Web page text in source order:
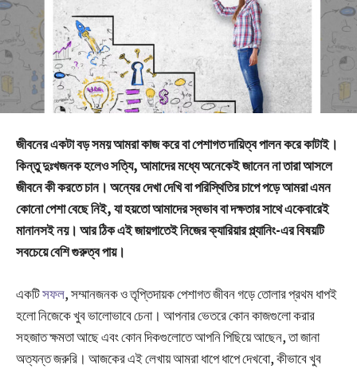
জীবনের একটা বড় সময় আমরা কাজ করে বা পেশাগত দায়িত্ব পালন করে কাটাই।
কিন্তু দুঃখজনক হলেও সত্যি, আমাদের মধ্যে অনেকেই জানেন না তারা আসলে
জীবনে কী করতে চান। অন্যের দেখা দেখি বা পরিস্থিতির চাপে পড়ে আমরা এমন
কোনো পেশা বেছে নিই, যা হয়তো আমাদের স্বভাব বা দক্ষতার সাথে একেবারেই
মানানসই নয়। আর ঠিক এই জায়গাতেই নিজের ক্যারিয়ার প্ল্যানিং-এর বিষয়টি
সবচেয়ে বেশি গুরুত্ব পায়।
একটিসফল, সম্মানজনক ও তৃপ্তিদায়ক পেশাগত জীবন গড়ে তোলার প্রথম ধাপই
হলো নিজেকে খুব ভালোভাবে চেনা। আপনার ভেতরে কোন কাজগুলো করার
সহজাত ক্ষমতা আছে এবং কোন দিকগুলোতে আপনি পিছিয়ে আছেন, তা জানা
অত্যন্ত জরুরি। আজকের এই লেখায় আমরা ধাপে ধাপে দেখবো, কীভাবে খুব